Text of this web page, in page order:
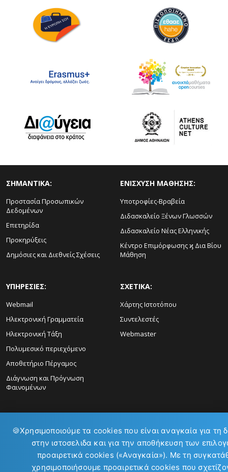
ΣΗΜΑΝΤΙΚΑ:
Προστασία Προσωπικών
Δεδομένων
Επετηρίδα
Προκηρύξεις
Δημόσιες και Διεθνείς Σχέσεις
ΕΝΙΣΧΥΣΗ ΜΑΘΗΣΗΣ:
Υποτροφίες-Βραβεία
Διδασκαλείο Ξένων Γλωσσών
Διδασκαλείο Νέας Ελληνικής
Κέντρο Επιμόρφωσης ϗ Δια Βίου
Μάθηση
ΥΠΗΡΕΣΙΕΣ:
Webmail
Ηλεκτρονική Γραμματεία
Ηλεκτρονική Τάξη
Πολυμεσικό περιεχόμενο
Αποθετήριο Πέργαμος
Διάγνωση και Πρόγνωση
Φαινομένων
ΣΧΕΤΙΚΑ:
Χάρτης Ιστοτόπου
Συντελεστές
Webmaster
ΕΠΙΚΟΙΝΩΝΙΑ:
🍪Χρησιμοποιούμε τα cookies που είναι αναγκαία για τη
στην ιστοσελιδα και για την αποθήκευση των
προαιρετικά cookies («Αναγκαία»). Με τη
χρησιμοποιήσουμε προαιρετικά cookies που